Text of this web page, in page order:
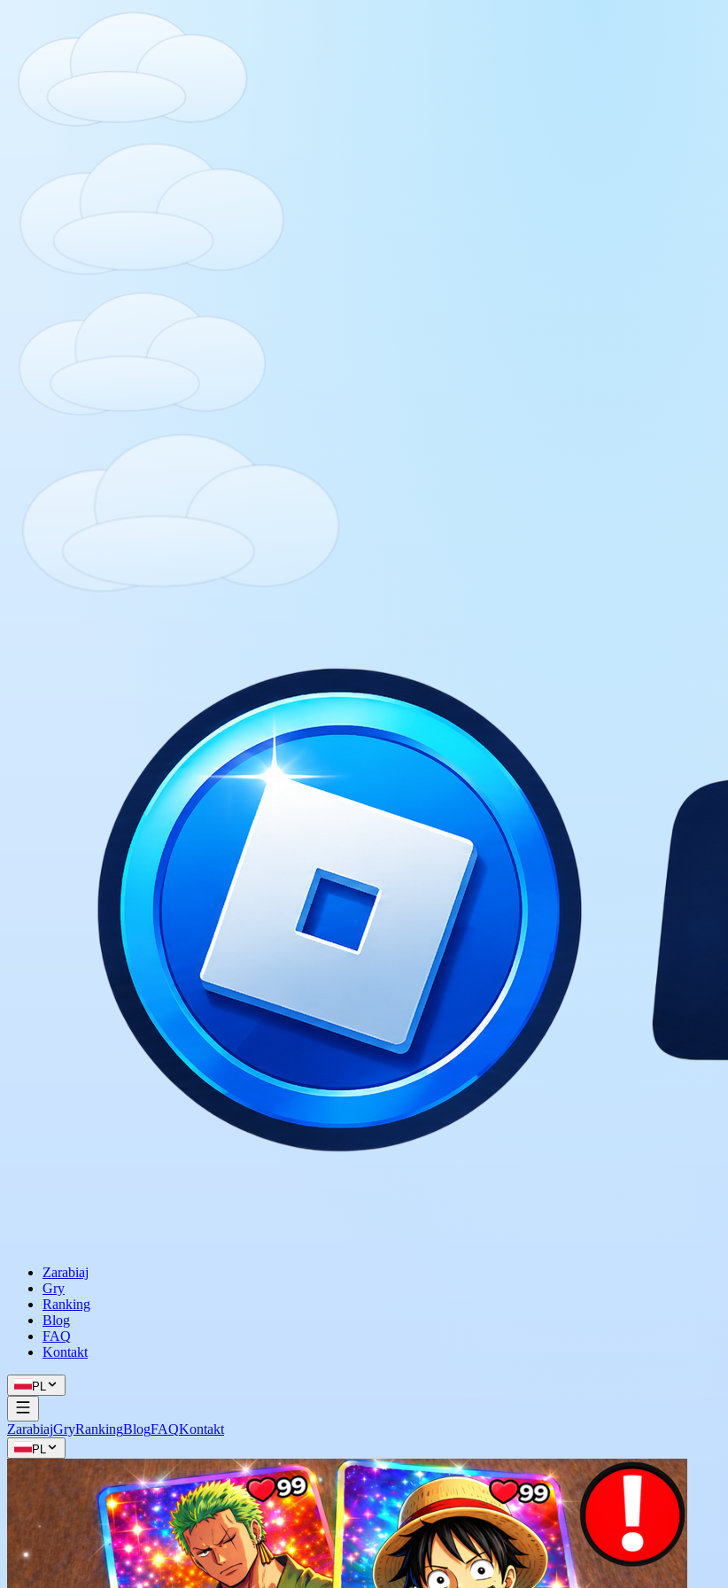
Zarabiaj
Gry
Ranking
Blog
FAQ
Kontakt
PL
ZarabiajGryRankingBlogFAQKontakt
PL